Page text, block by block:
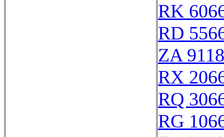
RK
RD
ZA
RX
RQ
RG